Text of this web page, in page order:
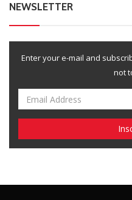
NEWSLETTER
Enter your e-mail and
not